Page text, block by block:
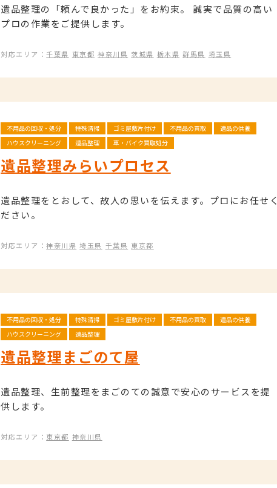
遺品整理の「頼んで良かった」をお約束。 誠実で品質の高い
プロの作業をご提供します。
対応エリア：千葉県 東京都 神奈川県 茨城県 栃木県 群馬県 埼玉県
不用品の回収・処分 特殊清掃 ゴミ屋敷片付け 不用品の買取
遺品の供養
ハウスクリーニング
遺品整理 車・バイク買取処分
遺品整理みらいプロセス
遺品整理をとおして、故人の思いを伝えます。プロにお任せく
ださい。
対応エリア：神奈川県 埼玉県 千葉県 東京都
不用品の回収・処分 特殊清掃 ゴミ屋敷片付け 不用品の買取
遺品の供養
ハウスクリーニング
遺品整理
遺品整理まごのて屋
遺品整理、生前整理をまごのての誠意で安心のサービスを提
供します。
対応エリア： 東京都 神奈川県